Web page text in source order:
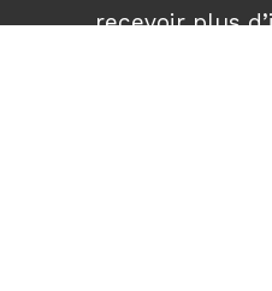
recevoir plus